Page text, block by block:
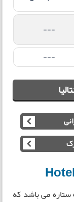
---
---
هتل Titanic Beach Lara، هتلی ساحلی و 5 ستاره می باشد که